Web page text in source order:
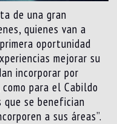
de una gran
quienes van a
oportunidad
mejorar su
incorporar por
para el Cabildo
que se benefician
a sus áreas”.